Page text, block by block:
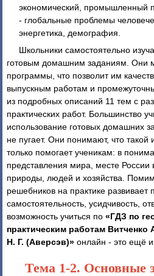
экономический, промышленный
- глобальные проблемы
энергетика, демография.
Школьники самостоятельно
готовым домашним заданиям. Они
программы, что позволит им
выпускным работам и
из подробных описаний 11 тем с
практических работ. Большинство
использование готовых домашних
не пугает. Они понимают, что
только помогает ученикам: в
представления мира, месте России
природы, людей и хозяйства.
решебников на практике развивает
самостоятельность, усидчивость,
возможность учиться по «ГДЗ по
практическим работам Витченко
Н. Г. (Аверсэв)» онлайн - это ещё и
Тема 1-2. Основные